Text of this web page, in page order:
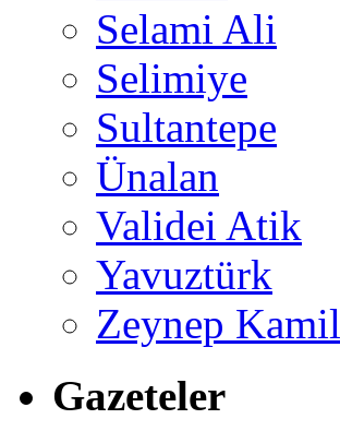
Selami Ali
Selimiye
Sultantepe
Ünalan
Validei Atik
Yavuztürk
Zeynep Kamil
Gazeteler